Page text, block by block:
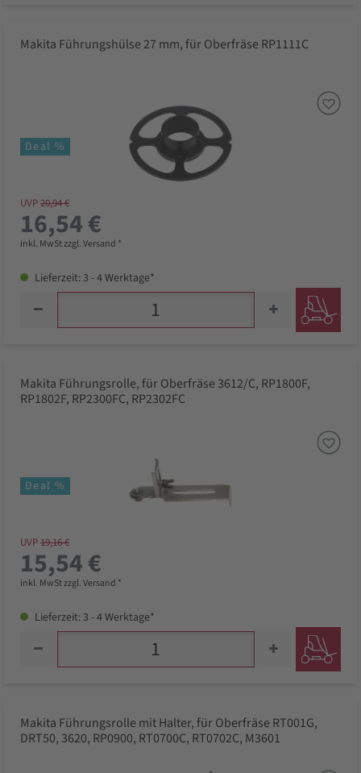
Makita Führungshülse 27 mm, für Oberfräse RP1111C
Deal %
UVP20,94 €
16,54 €
inkl. MwSt zzgl. Versand *
Lieferzeit: 3 - 4 Werktage*
Makita Führungsrolle, für Oberfräse 3612/C, RP1800F,
RP1802F, RP2300FC, RP2302FC
Deal %
UVP19,16 €
15,54 €
inkl. MwSt zzgl. Versand *
Lieferzeit: 3 - 4 Werktage*
Makita Führungsrolle mit Halter, für Oberfräse RT001G,
DRT50, 3620, RP0900, RT0700C, RT0702C, M3601